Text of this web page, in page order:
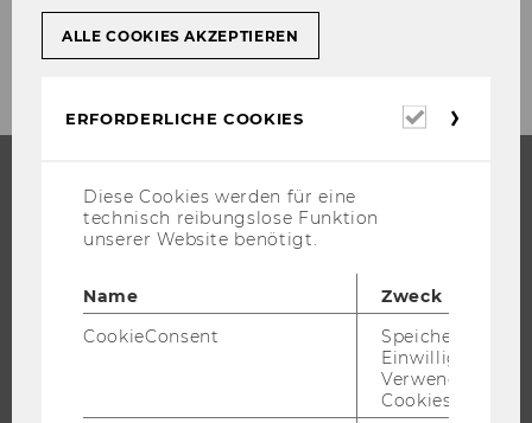
STUDIUM
BACHELOR
ALLE COOKIES AKZEPTIEREN
ERFORDERLICHE COOKIES
Diese Cookies werden für eine
technisch reibungslose Funktion
unserer Website benötigt.
Name
Zweck
CookieConsent
Speichert Ihre
Einwilligung zur
Verwendung von
Cookies.